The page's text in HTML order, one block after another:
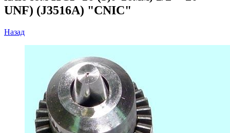
UNF) (J3516A) "CNIC"
Назад